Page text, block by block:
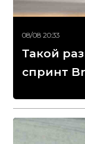
08/08 20:33
Такой
спринт